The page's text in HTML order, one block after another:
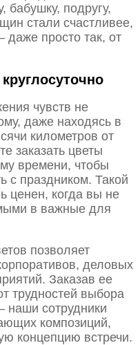
бабушку, подругу,
стали счастливее,
даже просто так, от
чувств не
даже находясь в
километров от
заказать цветы
времени, чтобы
с праздником. Такой
ценен, когда вы не
в важные для
позволяет
деловых
Заказав ее
трудностей выбора
наши сотрудники
композиций,
концепцию встречи.